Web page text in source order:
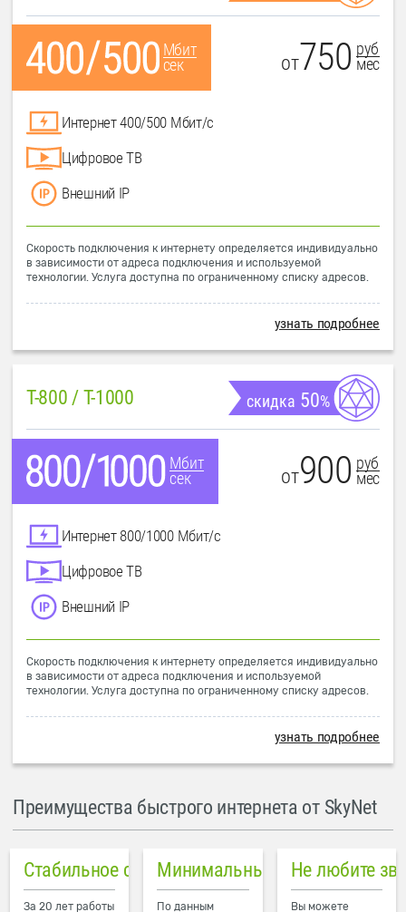
Мбит
сек
от750 руб
мес
Интернет 400/500 Мбит/с
Цифровое ТВ
Внешний IP
Скорость подключения к интернету определяется индивидуально
в зависимости от адреса подключения и используемой
технологии. Услуга доступна по ограниченному списку адресов.
узнать подробнее
T-800 / T-1000 скидка 50%
Мбит
сек
от900 руб
мес
Интернет 800/1000 Мбит/с
Цифровое ТВ
Внешний IP
Скорость подключения к интернету определяется индивидуально
в зависимости от адреса подключения и используемой
технологии. Услуга доступна по ограниченному списку адресов.
узнать подробнее
Преимущества быстрого интернета от SkyNet
Стабильное соединение
За 20 лет работы
Минимальный пинг в городе
По данным
Не любите
Вы можете